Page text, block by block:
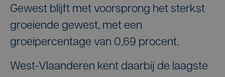
Gewest blijft met voorsprong het sterkst
groeiende gewest, met een
groeipercentage van 0,69 procent.
West-Vlaanderen kent daarbij de laagste